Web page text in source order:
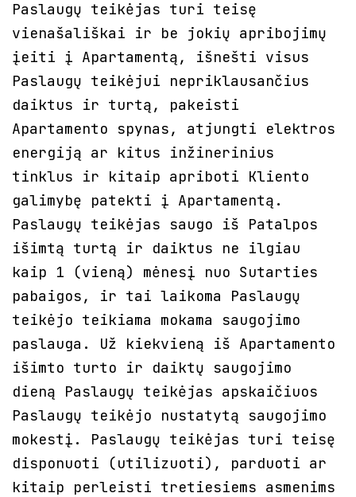
Paslaugų teikėjas turi teisę
vienašališkai ir be jokių apribojimų
įeiti į Apartamentą, išnešti visus
Paslaugų teikėjui nepriklausančius
daiktus ir turtą, pakeisti
Apartamento spynas, atjungti elektros
energiją ar kitus inžinerinius
tinklus ir kitaip apriboti Kliento
galimybę patekti į Apartamentą.
Paslaugų teikėjas saugo iš Patalpos
išimtą turtą ir daiktus ne ilgiau
kaip 1 (vieną) mėnesį nuo Sutarties
pabaigos, ir tai laikoma Paslaugų
teikėjo teikiama mokama saugojimo
paslauga. Už kiekvieną iš Apartamento
išimto turto ir daiktų saugojimo
dieną Paslaugų teikėjas apskaičiuos
Paslaugų teikėjo nustatytą saugojimo
mokestį. Paslaugų teikėjas turi teisę
disponuoti (utilizuoti), parduoti ar
kitaip perleisti tretiesiems asmenims